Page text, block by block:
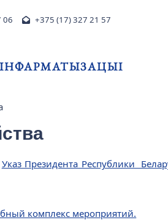
06 +375 (17) 327 21 57
ІНФАРМАТЫЗАЦЫІ
Указ Президента Республики
комплекс мероприятий.